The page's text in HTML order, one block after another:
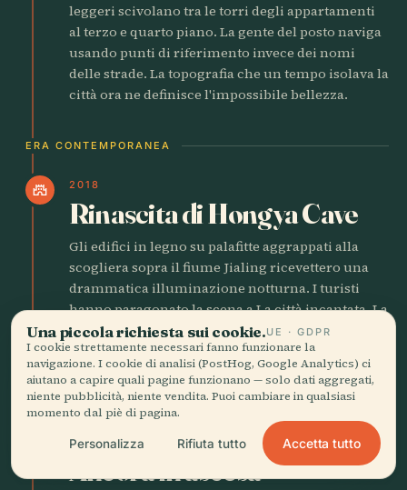
leggeri scivolano tra le torri degli appartamenti
al terzo e quarto piano. La gente del posto naviga
usando punti di riferimento invece dei nomi
delle strade. La topografia che un tempo isolava la
città ora ne definisce l'impossibile bellezza.
ERA CONTEMPORANEA
castle 2018
Rinascita di Hongya Cave
Gli edifici in legno su palafitte aggrappati alla
scogliera sopra il fiume Jialing ricevettero una
drammatica illuminazione notturna. I turisti
hanno paragonato la scena a La città incantata. La
gente del posto ricordava quando le stesse
strutture ospitavano fumerie d'oppio e barcaioli.
Le luci nascondono tanta storia quanta ne
rivelano.
2026
Ancora in ascesa
Una piccola richiesta sui cookie.UE · GDPR
I cookie strettamente necessari fanno funzionare la
navigazione. I cookie di analisi (PostHog, Google Analytics) ci
aiutano a capire quali pagine funzionano — solo dati aggregati,
niente pubblicità, niente vendita. Puoi cambiare in qualsiasi
momento dal piè di pagina.
Personalizza Rifiuta tutto Accetta tutto